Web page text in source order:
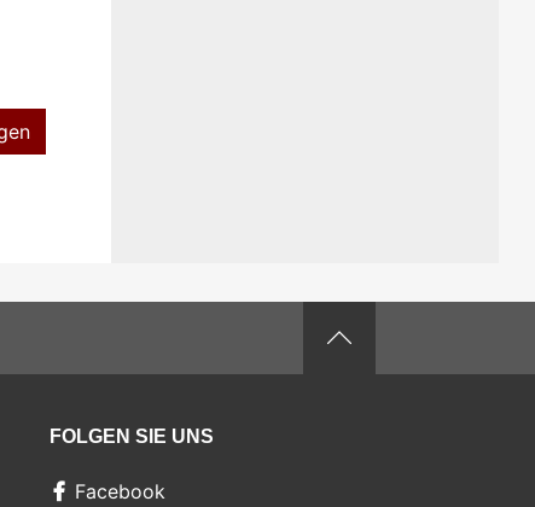
FOLGEN SIE UNS
Facebook